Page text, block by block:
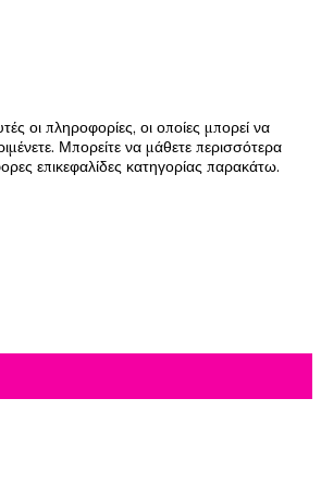
οι πληροφορίες, οι οποίες μπορεί να
Μπορείτε να μάθετε περισσότερα
επικεφαλίδες κατηγορίας παρακάτω.